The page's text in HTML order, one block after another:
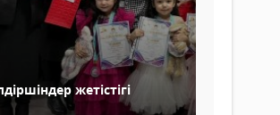
жетістігі